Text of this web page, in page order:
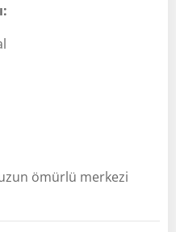
ömürlü merkezi